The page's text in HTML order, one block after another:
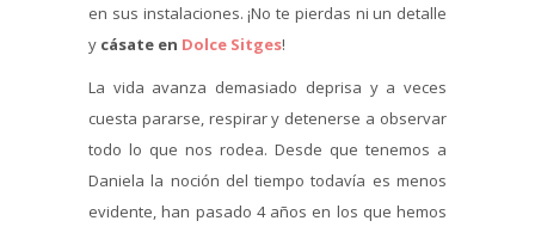
en sus instalaciones. ¡No te pierdas ni un detalle
y cásate en Dolce Sitges!
La vida avanza demasiado deprisa y a veces
cuesta pararse, respirar y detenerse a observar
todo lo que nos rodea. Desde que tenemos a
Daniela la noción del tiempo todavía es menos
evidente, han pasado 4 años en los que hemos